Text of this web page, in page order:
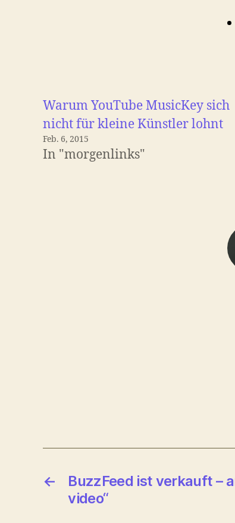
Warum YouTube MusicKey sich
nicht für kleine Künstler lohnt
Feb. 6, 2015
In "morgenlinks"
←
BuzzFeed ist verkauft –
video“